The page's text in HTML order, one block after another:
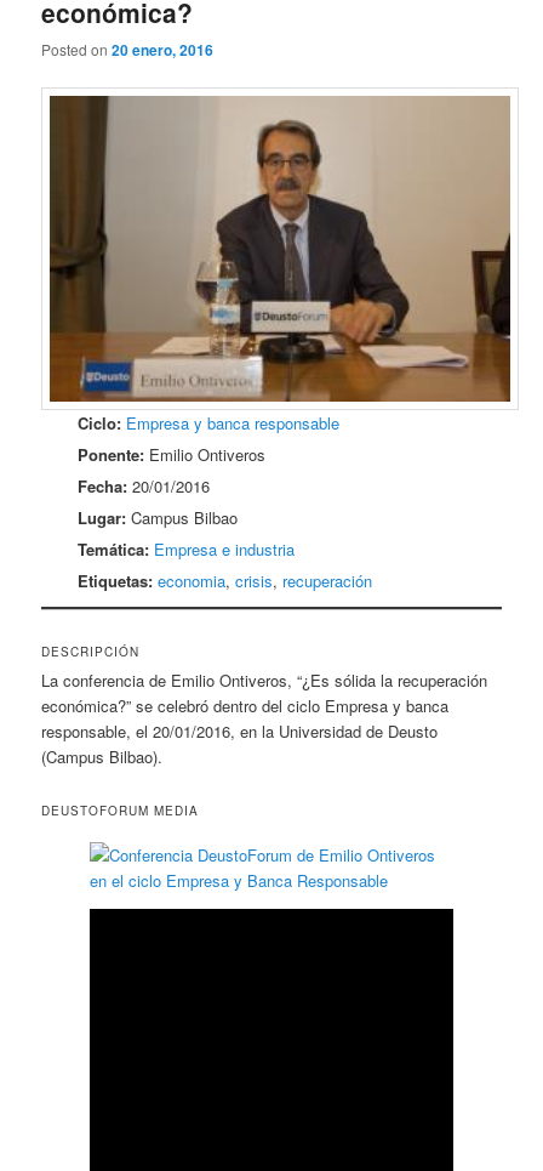
económica?
Posted on20 enero, 2016
Ciclo: Empresa y banca responsable
Ponente: Emilio Ontiveros
Fecha: 20/01/2016
Lugar: Campus Bilbao
Temática: Empresa e industria
Etiquetas: economia,crisis, recuperación
DESCRIPCIÓN
La conferencia de Emilio Ontiveros, “¿Es sólida la recuperación
económica?” se celebró dentro del ciclo Empresa y banca
responsable, el 20/01/2016, en la Universidad de Deusto
(Campus Bilbao).
DEUSTOFORUM MEDIA